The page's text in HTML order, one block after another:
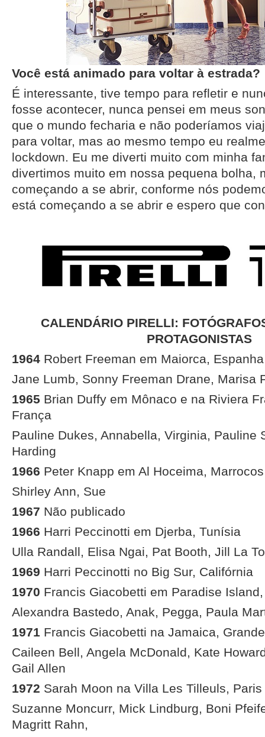
Você está animado para voltar à estrada?
É interessante, tive tempo para refletir e
fosse acontecer, nunca pensei em meus
que o mundo fecharia e não poderíamos
para voltar, mas ao mesmo tempo eu
lockdown. Eu me diverti muito com minha
divertimos muito em nossa pequena bolha,
começando a se abrir, conforme nós
está começando a se abrir e espero que
CALENDÁRIO PIRELLI:
PROTAGONISTAS
1964 Robert Freeman em Maiorca, Espanha
Jane Lumb, Sonny Freeman Drane, Marisa
1965 Brian Duffy em Mônaco e na Riviera
França
Pauline Dukes, Annabella, Virginia, Pauline
Harding
1966 Peter Knapp em Al Hoceima, Marrocos
Shirley Ann, Sue
1967 Não publicado
1966 Harri Peccinotti em Djerba, Tunísia
Ulla Randall, Elisa Ngai, Pat Booth, Jill La
1969 Harri Peccinotti no Big Sur, Califórnia
1970 Francis Giacobetti em Paradise
Alexandra Bastedo, Anak, Pegga, Paula
1971 Francis Giacobetti na Jamaica,
Caileen Bell, Angela McDonald, Kate
Gail Allen
1972 Sarah Moon na Villa Les Tilleuls, Paris
Suzanne Moncurr, Mick Lindburg, Boni
Magritt Rahn,